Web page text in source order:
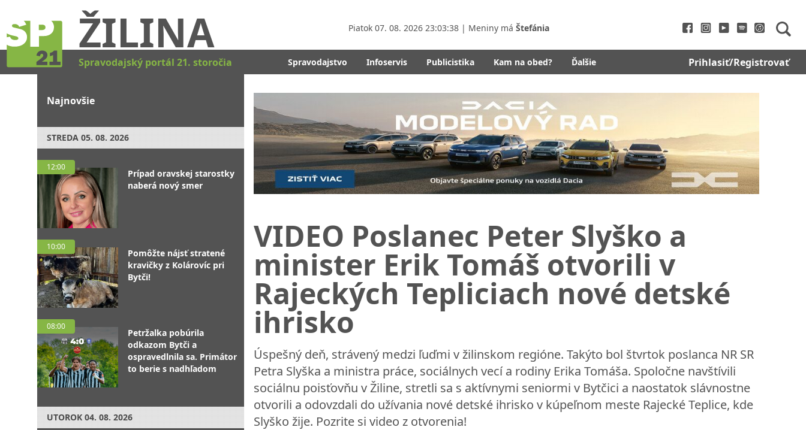
ŽILINA Piatok 07. 08. 2026 23:03:40 | Meniny má Štefánia
Spravodajský portál 21. storočia Spravodajstvo Infoservis Publicistika Kam na obed? Ďalšie Prihlasiť/Registrovať
Najnovšie
STREDA 05. 08. 2026
12:00
Prípad oravskej starostky
naberá nový smer
10:00
Pomôžte nájsť stratené
kravičky z Kolárovíc pri
Bytči!
08:00
Petržalka pobúrila
odkazom Bytči a
ospravedlnila sa. Primátor
to berie s nadhľadom
UTOROK 04. 08. 2026
VIDEO Poslanec Peter Slyško a
minister Erik Tomáš otvorili v
Rajeckých Tepliciach nové detské
ihrisko
Úspešný deň, strávený medzi ľuďmi v žilinskom regióne. Takýto bol štvrtok poslanca NR SR
Petra Slyška a ministra práce, sociálnych vecí a rodiny Erika Tomáša. Spoločne navštívili
sociálnu poisťovňu v Žiline, stretli sa s aktívnymi seniormi v Bytčici a naostatok slávnostne
otvorili a odovzdali do užívania nové detské ihrisko v kúpeľnom meste Rajecké Teplice, kde
Slyško žije. Pozrite si video z otvorenia!